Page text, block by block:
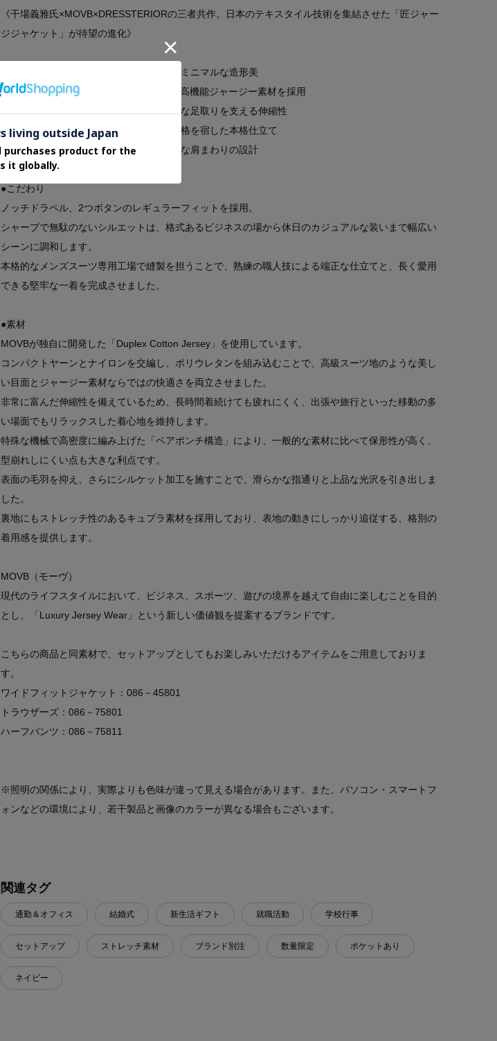
《干場義雅氏×MOVB×DRESSTERIORの三者共作。日本のテキスタイル技術を集結させた「匠ジャー
ジジャケット」が待望の進化》
●洗練を極めた干場氏による、無駄のないミニマルな造形美
●MOVBの先進的な技術が息づく、独自の高機能ジャージー素材を採用
●身体の動きにしなやかに寄り添い、軽快な足取りを支える伸縮性
●毛芯を据えるなど、本格テーラードの風格を宿した本格仕立て
●美しさと動きやすさを両立させた立体的な肩まわりの設計
●こだわり
ノッチドラペル、2つボタンのレギュラーフィットを採用。
シャープで無駄のないシルエットは、格式あるビジネスの場から休日のカジュアルな装いまで幅広い
シーンに調和します。
本格的なメンズスーツ専用工場で縫製を担うことで、熟練の職人技による端正な仕立てと、長く愛用
できる堅牢な一着を完成させました。
●素材
MOVBが独自に開発した「Duplex Cotton Jersey」を使用しています。
コンパクトヤーンとナイロンを交編し、ポリウレタンを組み込むことで、高級スーツ地のような美し
い目面とジャージー素材ならではの快適さを両立させました。
非常に富んだ伸縮性を備えているため、長時間着続けても疲れにくく、出張や旅行といった移動の多
い場面でもリラックスした着心地を維持します。
特殊な機械で高密度に編み上げた「ベアポンチ構造」により、一般的な素材に比べて保形性が高く、
型崩れしにくい点も大きな利点です。
表面の毛羽を抑え、さらにシルケット加工を施すことで、滑らかな指通りと上品な光沢を引き出しま
した。
裏地にもストレッチ性のあるキュプラ素材を採用しており、表地の動きにしっかり追従する、格別の
着用感を提供します。
MOVB（モーヴ）
現代のライフスタイルにおいて、ビジネス、スポーツ、遊びの境界を越えて自由に楽しむことを目的
とし、「Luxury Jersey Wear」という新しい価値観を提案するブランドです。
こちらの商品と同素材で、セットアップとしてもお楽しみいただけるアイテムをご用意しておりま
す。
ワイドフィットジャケット：086－45801
トラウザーズ：086－75801
ハーフパンツ：086－75811
※照明の関係により、実際よりも色味が違って見える場合があります。また、パソコン・スマートフ
ォンなどの環境により、若干製品と画像のカラーが異なる場合もございます。
関連タグ
通勤＆オフィス 結婚式 新生活ギフト 就職活動 学校行事
セットアップ ストレッチ素材 ブランド別注 数量限定 ポケットあり
ネイビー